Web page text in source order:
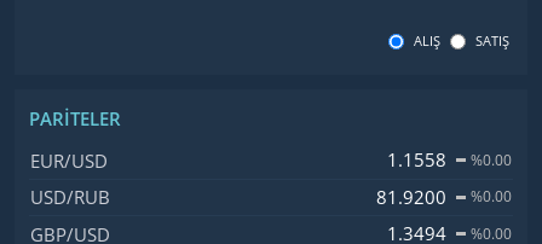
ALIŞ SATIŞ
PARITELER
İsim, Kod
EUR/USD 1.1558 %0.00
USD/RUB 81.9200 %0.00
GBP/USD 1.3494 %0.00